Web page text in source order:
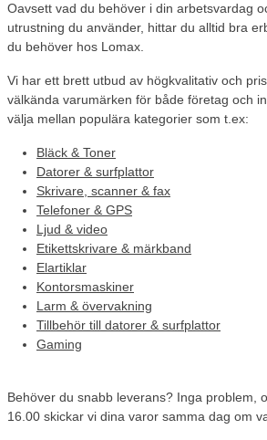
Oavsett vad du behöver i din arbetsvardag
utrustning du använder, hittar du alltid bra
du behöver hos Lomax.
Vi har ett brett utbud av högkvalitativ och
välkända varumärken för både företag och
välja mellan populära kategorier som t.ex:
Bläck & Toner
Datorer & surfplattor
Skrivare, scanner & fax
Telefoner & GPS
Ljud & video
Etikettskrivare & märkband
Elartiklar
Kontorsmaskiner
Larm & övervakning
Tillbehör till datorer & surfplattor
Gaming
Behöver du snabb leverans? Inga problem,
16.00 skickar vi dina varor samma dag om